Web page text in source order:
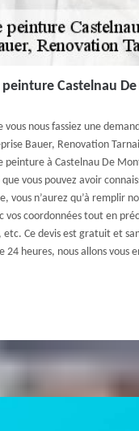
peinture Castelnau
vous nous fassiez une
Bauer, Renovation
peinture à Castelnau De
vous pouvez avoir
vous n’aurez qu’à remplir
vos coordonnées tout en
Ce devis est gratuit et
24 heures, nous allons vous